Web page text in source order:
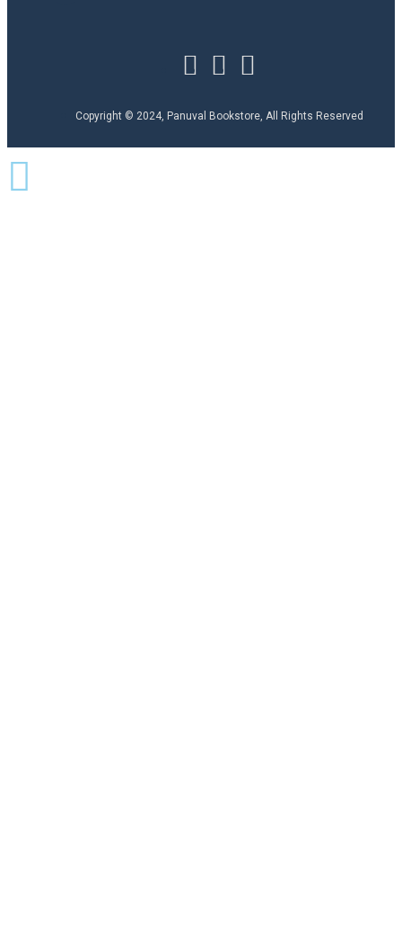
Copyright © 2024, Panuval Bookstore, All Rights Reserved